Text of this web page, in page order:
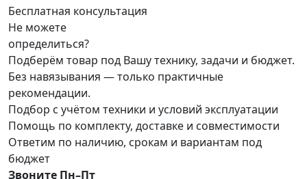
Бесплатная консультация
Не можете
определиться?
Подберём товар под Вашу технику, задачи и бюджет.
Без навязывания — только практичные
рекомендации.
Подбор с учётом техники и условий эксплуатации
Помощь по комплекту, доставке и совместимости
Ответим по наличию, срокам и вариантам под
бюджет
Звоните Пн–Пт